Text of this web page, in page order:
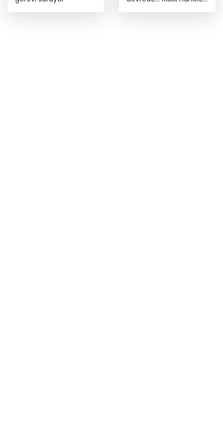
sorun büyümeden